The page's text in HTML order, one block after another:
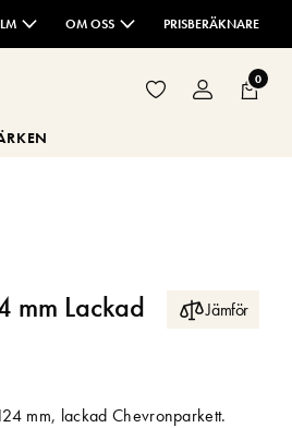
OM OSS PRISBERÄKNARE
0
Lackad
Jämför
mm, lackad Chevronparkett.